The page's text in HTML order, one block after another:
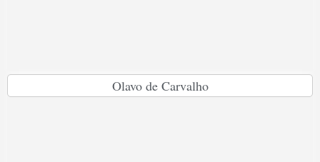
Olavo de Carvalho